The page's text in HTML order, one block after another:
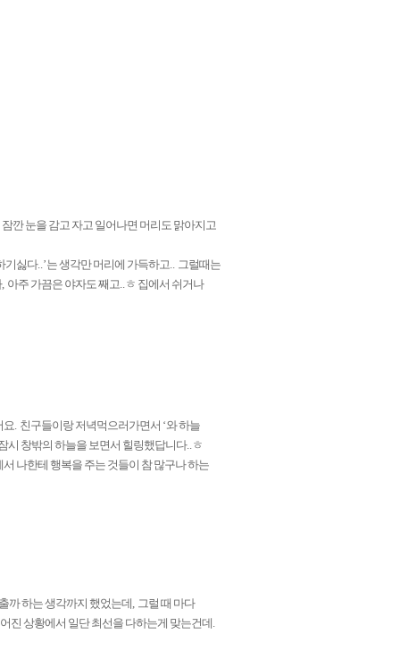
깐 눈을 감고 자고 일어나면 머리도 맑아지고
기싫다..’는 생각만 머리에 가득하고.. 그럴때는
, 아주 가끔은 야자도 째고..ㅎ 집에서 쉬거나
요 친구들이랑 저녁먹으러가면서 ‘와 하늘
시 창밖의 하늘을 보면서 힐링했답니다.. ㅎ
서 나한테 행복을 주는 것들이 참 많구나 하는
까 하는 생각까지 했었는데, 그럴 때 마다
진 상황에서 일단 최선을 다하는게 맞는건데.